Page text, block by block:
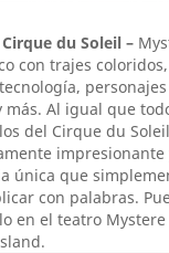
du Soleil –
con trajes
más. Al igual que
del Cirque du
impresionante
única que
con palabras.
en el teatro